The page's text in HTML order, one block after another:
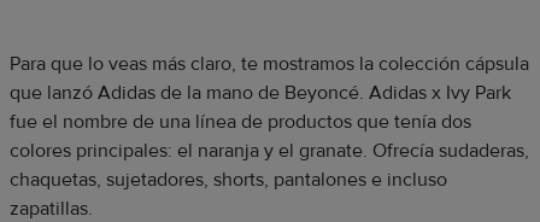
Para que lo veas más claro, te mostramos la colección cápsula
que lanzó Adidas de la mano de Beyoncé. Adidas x Ivy Park
fue el nombre de una línea de productos que tenía dos
colores principales: el naranja y el granate. Ofrecía sudaderas,
chaquetas, sujetadores, shorts, pantalones e incluso
zapatillas.